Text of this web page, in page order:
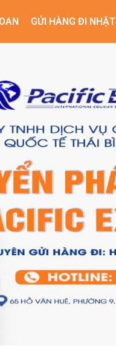
GỬI HÀNG ĐI NHẬT